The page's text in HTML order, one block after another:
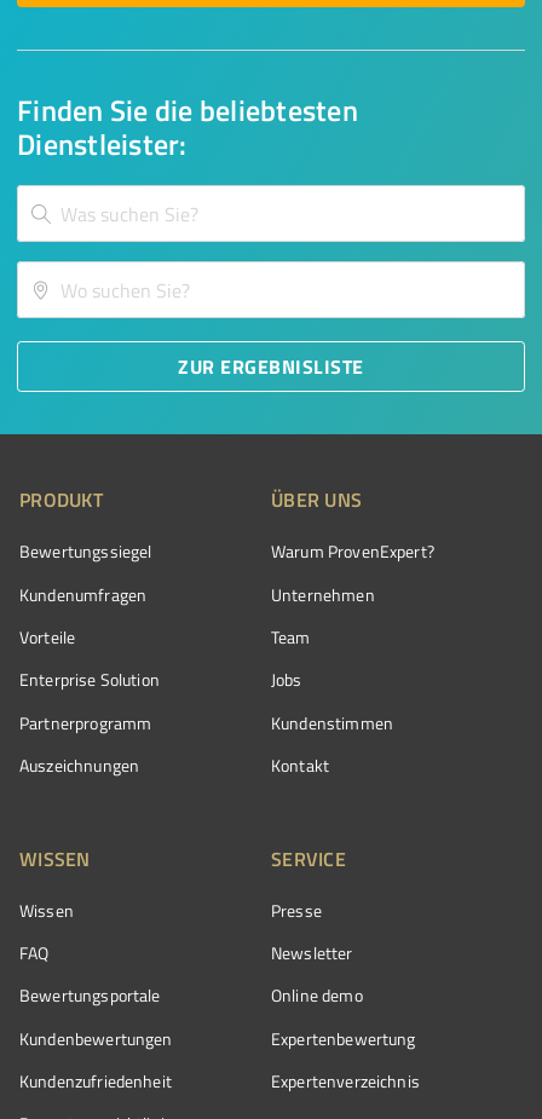
Finden Sie die beliebtesten
Dienstleister:
ZUR ERGEBNISLISTE
PRODUKT
Bewertungssiegel
Kundenumfragen
Vorteile
Enterprise Solution
Partnerprogramm
Auszeichnungen
ÜBER UNS
Warum ProvenExpert?
Unternehmen
Team
Jobs
Kundenstimmen
Kontakt
WISSEN
Wissen
FAQ
Bewertungsportale
Kundenbewertungen
Kundenzufriedenheit
SERVICE
Presse
Newsletter
Online demo
Expertenbewertung
Expertenverzeichnis